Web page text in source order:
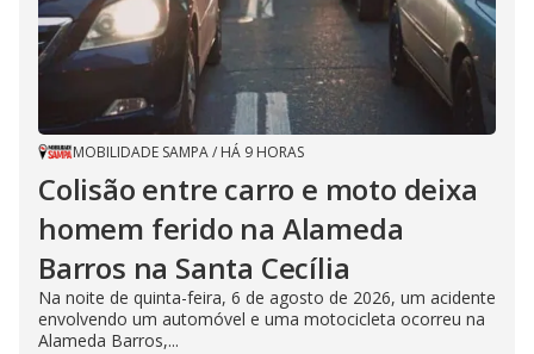
MOBILIDADE SAMPA/ HÁ 9 HORAS
Colisão entre carro e moto deixa
homem ferido na Alameda
Barros na Santa Cecília
Na noite de quinta-feira, 6 de agosto de 2026, um acidente
envolvendo um automóvel e uma motocicleta ocorreu na
Alameda Barros,...